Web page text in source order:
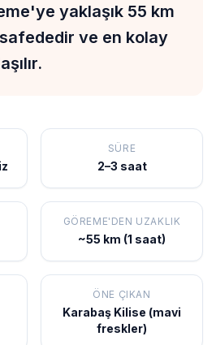
yaklaşık 55 km
ve en kolay
SÜRE
2–3 saat
GÖREME'DEN UZAKLIK
~55 km (1 saat)
ÖNE ÇIKAN
Karabaş Kilise (mavi
freskler)